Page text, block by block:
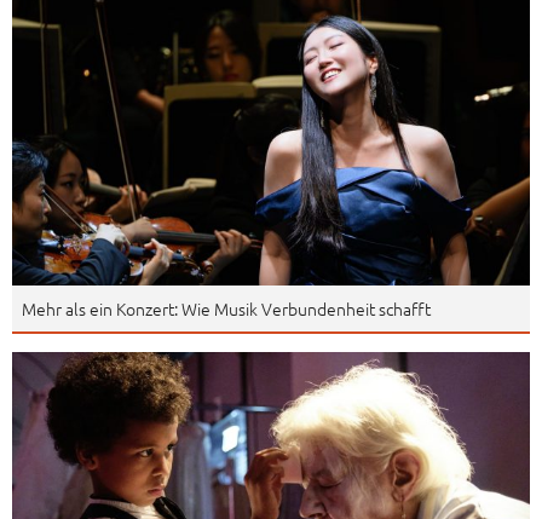
Mehr als ein Konzert: Wie Musik Verbundenheit schafft